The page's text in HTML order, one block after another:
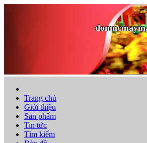
Trang chủ
Giới thiệu
Sản phẩm
Tin tức
Tìm kiếm